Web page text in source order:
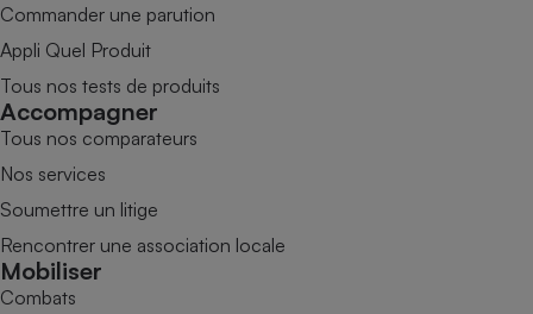
Commander une parution
Appli Quel Produit
Tous nos tests de produits
Accompagner
Tous nos comparateurs
Nos services
Soumettre un litige
Rencontrer une association locale
Mobiliser
Combats